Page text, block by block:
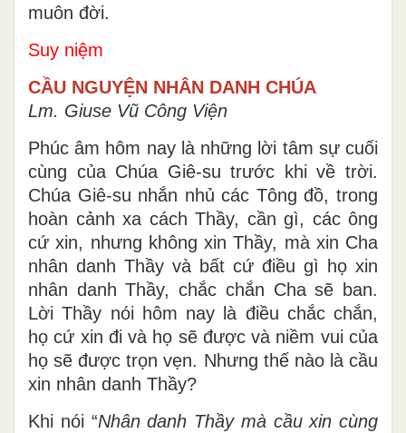
muôn đời.
Suy niệm
CẦU NGUYỆN NHÂN DANH CHÚA
Lm. Giuse Vũ Công Viện
Phúc âm hôm nay là những lời tâm sự cuối
cùng của Chúa Giê-su trước khi về trời.
Chúa Giê-su nhắn nhủ các Tông đồ, trong
hoàn cảnh xa cách Thầy, cần gì, các ông
cứ xin, nhưng không xin Thầy, mà xin Cha
nhân danh Thầy và bất cứ điều gì họ xin
nhân danh Thầy, chắc chắn Cha sẽ ban.
Lời Thầy nói hôm nay là điều chắc chắn,
họ cứ xin đi và họ sẽ được và niềm vui của
họ sẽ được trọn vẹn. Nhưng thế nào là cầu
xin nhân danh Thầy?
Khi nói “Nhân danh Thầy mà cầu xin cùng